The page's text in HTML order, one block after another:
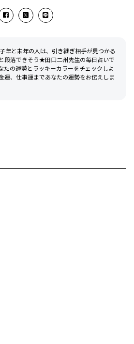
と未年の人は、引き継ぎ相手が見つかる
段落できそう★田口二州先生の毎日占いで
たの運勢とラッキーカラーをチェックしよ
運、仕事運まであなたの運勢をお伝えしま